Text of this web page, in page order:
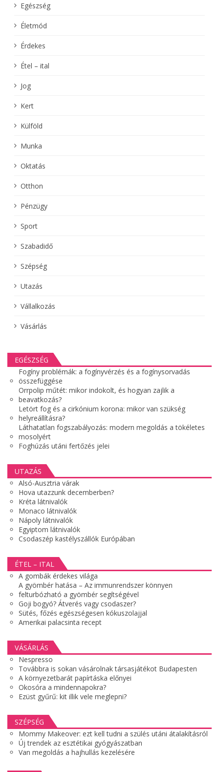
Egészség
Életmód
Érdekes
Étel – ital
Jog
Kert
Külföld
Munka
Oktatás
Otthon
Pénzügy
Sport
Szabadidő
Szépség
Utazás
Vállalkozás
Vásárlás
EGÉSZSÉG
Fogíny problémák: a fogínyvérzés és a fogínysorvadás
összefüggése
Orrpolip műtét: mikor indokolt, és hogyan zajlik a
beavatkozás?
Letört fog és a cirkónium korona: mikor van szükség
helyreállításra?
Láthatatlan fogszabályozás: modern megoldás a tökéletes
mosolyért
Foghúzás utáni fertőzés jelei
UTAZÁS
Alsó-Ausztria várak
Hova utazzunk decemberben?
Kréta látnivalók
Monaco látnivalók
Nápoly látnivalók
Egyiptom látnivalók
Csodaszép kastélyszállók Európában
ÉTEL – ITAL
A gombák érdekes világa
A gyömbér hatása – Az immunrendszer könnyen
felturbózható a gyömbér segítségével
Goji bogyó? Átverés vagy csodaszer?
Sütés, főzés egészségesen kókuszolajjal
Amerikai palacsinta recept
VÁSÁRLÁS
Nespresso
Továbbra is sokan vásárolnak társasjátékot Budapesten
A környezetbarát papírtáska előnyei
Okosóra a mindennapokra?
Ezüst gyűrű: kit illik vele meglepni?
SZÉPSÉG
Mommy Makeover: ezt kell tudni a szülés utáni átalakításról
Új trendek az esztétikai gyógyászatban
Van megoldás a hajhullás kezelésére